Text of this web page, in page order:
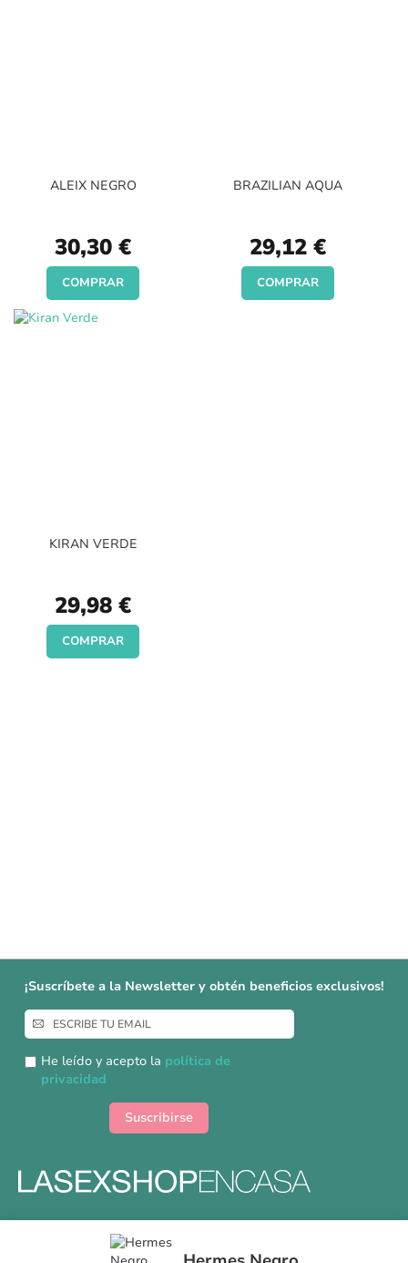
ALEIX NEGRO
30,30 €
COMPRAR
BRAZILIAN AQUA
29,12 €
COMPRAR
KIRAN VERDE
29,98 €
COMPRAR
¡Suscríbete a la Newsletter y obtén beneficios exclusivos!
Inscríbase
a
nuestro
boletín
He leído y acepto la política de
privacidad
Suscribirse
Formas y gastos de envíos